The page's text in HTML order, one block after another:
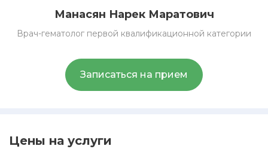
Манасян Нарек Маратович
Врач-гематолог первой квалификационной категории
Записаться на прием
Цены на услуги